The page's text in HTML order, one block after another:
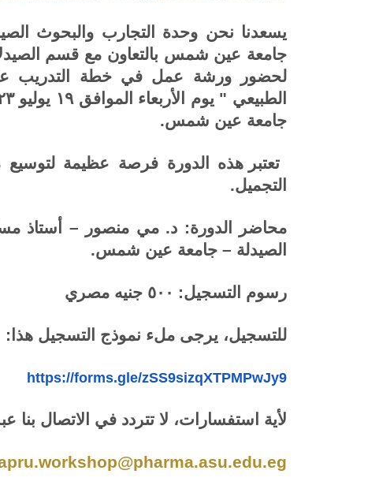
يسعدنا نحن وحدة التجارب والبحوث
جامعة عين شمس بالتعاون مع قسم
لحضور ورشة عمل في خطة التدريب
جامعة عين شمس.
تعتبر هذه الدورة فرصة عظيمة
التجميل.
محاضر الدورة: د. مي منصور – أستاذ
الصيدلة – جامعة عين شمس.
رسوم التسجيل: ٥٠٠ جنيه مصري
للتسجيل، يرجى ملء نموذج التسجيل هذا :
https://forms.gle/zSS9sizqXTPMPwJy9
لأية استفسارات، لا تتردد في الاتصال بنا